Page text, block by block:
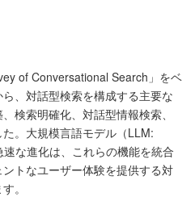
of Conversational Search」をベ
、対話型検索を構成する主要な
検索明確化、対話型情報検索、
。大規模言語モデル（LLM:
な進化は、これらの機能を統合
トなユーザー体験を提供する対
。